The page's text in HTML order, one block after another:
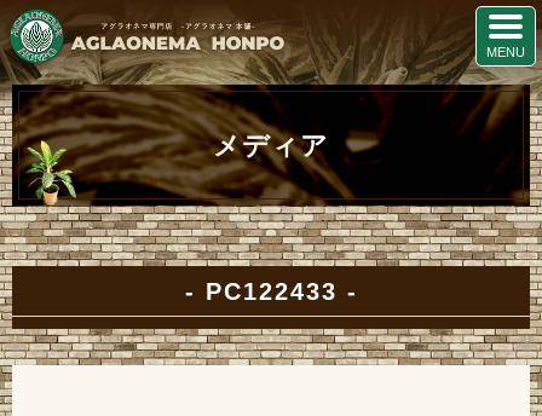
メディア
PC122433